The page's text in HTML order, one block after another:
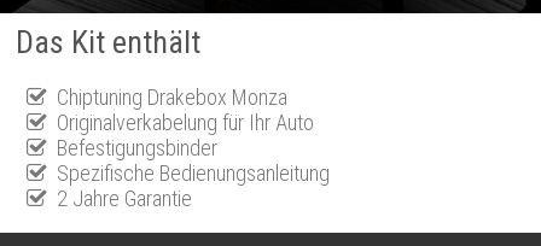
Das Kit enthält
Chiptuning Drakebox Monza
Originalverkabelung für Ihr Auto
Befestigungsbinder
Spezifische Bedienungsanleitung
2 Jahre Garantie